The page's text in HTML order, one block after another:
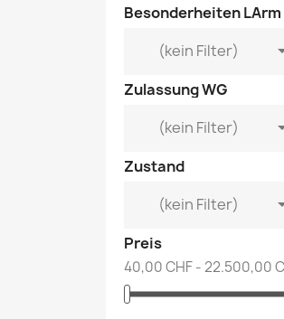
Besonderheiten LArm
(kein Filter)
Zulassung WG
(kein Filter)
Zustand
(kein Filter)
Preis
40,00 CHF - 22.500,00